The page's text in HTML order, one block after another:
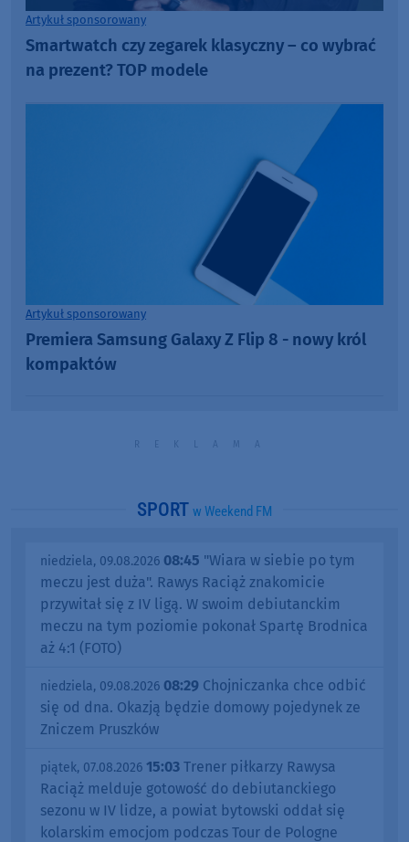
Artykuł sponsorowany
Smartwatch czy zegarek klasyczny – co wybrać
na prezent? TOP modele
Artykuł sponsorowany
Premiera Samsung Galaxy Z Flip 8 - nowy król
kompaktów
SPORT w Weekend FM
niedziela, 09.08.2026 08:45 "Wiara w siebie po tym
meczu jest duża". Rawys Raciąż znakomicie
przywitał się z IV ligą. W swoim debiutanckim
meczu na tym poziomie pokonał Spartę Brodnica
aż 4:1 (FOTO)
niedziela, 09.08.2026 08:29 Chojniczanka chce odbić
się od dna. Okazją będzie domowy pojedynek ze
Zniczem Pruszków
piątek, 07.08.2026 15:03 Trener piłkarzy Rawysa
Raciąż melduje gotowość do debiutanckiego
sezonu w IV lidze, a powiat bytowski oddał się
kolarskim emocjom podczas Tour de Pologne